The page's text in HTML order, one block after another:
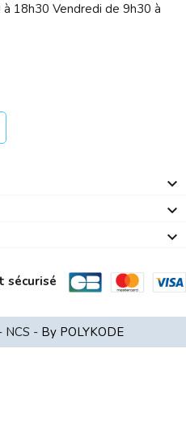
MOYEN T...
18h30 Vendredi de 9h30 à



sécurisé
- By POLYKODE